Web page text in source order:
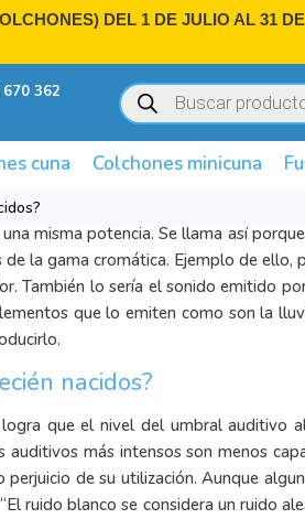
DEL 1 DE JULIO AL 31 DE
670 362
Búsqueda
de
productos
cuna Colchones minicuna
misma potencia. Se llama así
la gama cromática. Ejemplo de ello,
También lo sería el sonido emitido
que lo emiten como son la
nacidos?
que el nivel del umbral auditivo
más intensos son menos
de su utilización. Aunque
ruido blanco se considera un ruido